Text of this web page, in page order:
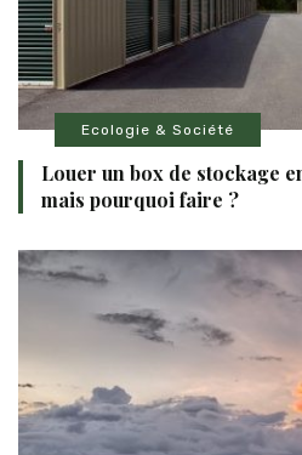
Ecologie & Société
Louer un box de stockage
mais pourquoi faire ?